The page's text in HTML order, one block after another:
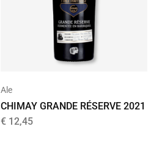
Ale
CHIMAY GRANDE RÉSERVE 2021
€ 12,45